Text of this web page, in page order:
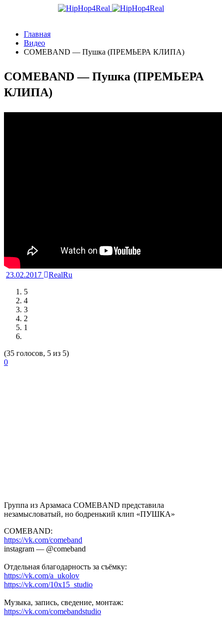
Главная
Видео
COMEBAND — Пушка (ПРЕМЬЕРА КЛИПА)
COMEBAND — Пушка (ПРЕМЬЕРА
КЛИПА)
23.02.2017
RealRu
5
4
3
2
1
(35 голосов, 5 из 5)
0
Группа из Арзамаса COMEBAND представила
незамысловатый, но бодренький клип «ПУШКА»
COMEBAND:
https://vk.com/comeband
instagram — @comeband
Отдельная благодарность за съёмку:
https://vk.com/a_ukolov
https://vk.com/10x15_studio
Музыка, запись, сведение, монтаж:
https://vk.com/comebandstudio